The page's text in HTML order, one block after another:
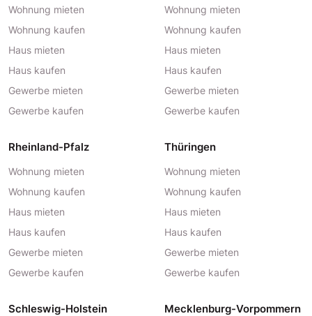
Wohnung mieten
Wohnung kaufen
Haus mieten
Haus kaufen
Gewerbe mieten
Gewerbe kaufen
Wohnung mieten
Wohnung kaufen
Haus mieten
Haus kaufen
Gewerbe mieten
Gewerbe kaufen
Rheinland-Pfalz
Wohnung mieten
Wohnung kaufen
Haus mieten
Haus kaufen
Gewerbe mieten
Gewerbe kaufen
Thüringen
Wohnung mieten
Wohnung kaufen
Haus mieten
Haus kaufen
Gewerbe mieten
Gewerbe kaufen
Schleswig-Holstein Mecklenburg-Vorpommern